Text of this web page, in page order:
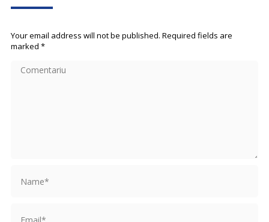
Your email address will not be published. Required fields are
marked *
Comentariu